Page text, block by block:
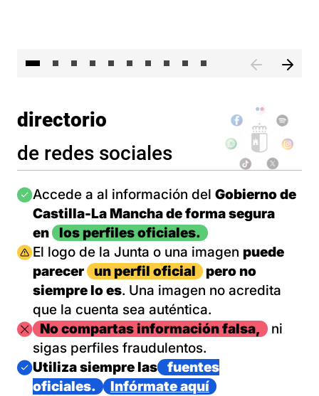
directorio
de redes sociales
Imagen
Accede a al información del Gobierno de
Castilla-La Mancha de forma segura
en
los perfiles oficiales.
Imagen
El logo de la Junta o una imagen puede
parecer
un perfil oficial
pero no
siempre lo es. Una imagen no acredita
que la cuenta sea auténtica.
ImagenNo compartas información falsa,
ni
sigas perfiles fraudulentos.
Imagen
Utiliza siempre las
fuentes
oficiales.
Infórmate aquí